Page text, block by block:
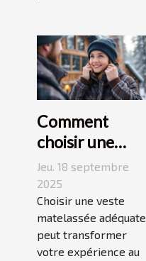
Comment
choisir une
veste
matelassée
adaptée à votre
style de vie ?
Jeu. 18 septembre
2025
Choisir une veste
matelassée adéquate
peut transformer
votre expérience au